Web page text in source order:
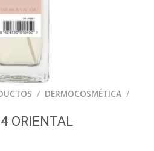
/ DERMOCOSMÉTICA /
ORIENTAL